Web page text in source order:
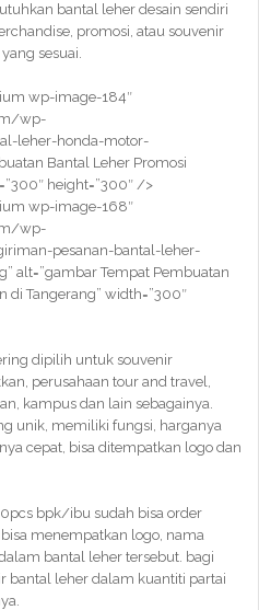
bantal leher desain sendiri
promosi, atau souvenir
sesuai.
wp-image-184″
wp-
leher-honda-motor-
Bantal Leher Promosi
height=”300″ />
wp-image-168″
wp-
pesanan-bantal-leher-
alt=”gambar Tempat Pembuatan
di Tangerang” width=”300″
dipilih untuk souvenir
perusahaan tour and travel,
kampus dan lain sebagainya.
unik, memiliki fungsi, harganya
cepat, bisa ditempatkan logo dan
bpk/ibu sudah bisa order
menempatkan logo, nama
bantal leher tersebut. bagi
bantal leher dalam kuantiti partai